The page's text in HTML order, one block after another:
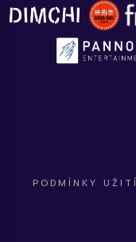
PODMÍNKY UŽITÍ